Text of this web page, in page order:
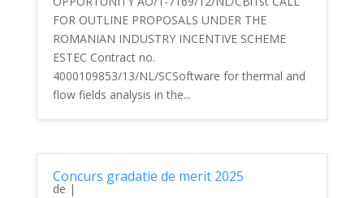
FOR OUTLINE PROPOSALS UNDER THE
ROMANIAN INDUSTRY INCENTIVE SCHEME
ESTEC Contract no.
4000109853/13/NL/SCSoftware for thermal and
flow fields analysis in the...
Concurs gradatie de merit 2025
de |